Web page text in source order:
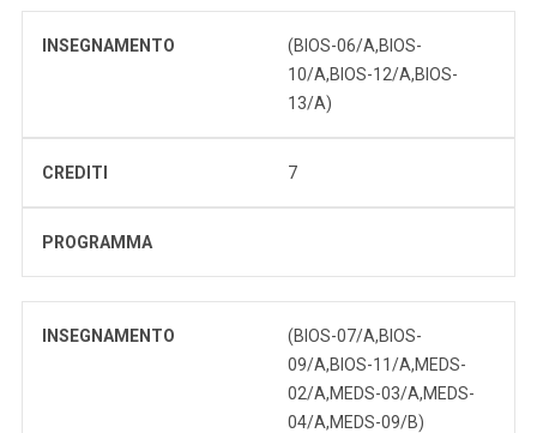
INSEGNAMENTO
(BIOS-06/A,BIOS-
10/A,BIOS-12/A,BIOS-
13/A)
CREDITI 7
PROGRAMMA
INSEGNAMENTO
(BIOS-07/A,BIOS-
09/A,BIOS-11/A,MEDS-
02/A,MEDS-03/A,MEDS-
04/A,MEDS-09/B)